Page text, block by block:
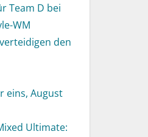
Team D bei
WM
den
eins, August
Ultimate: